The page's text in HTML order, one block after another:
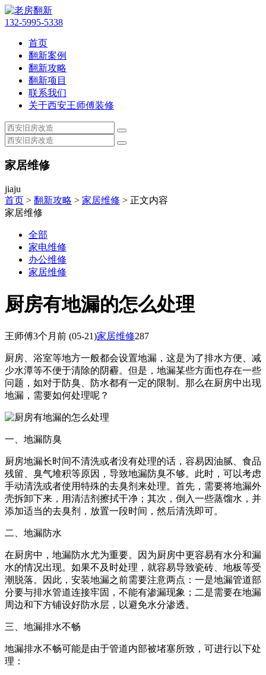
132-5995-5338
首页
翻新案例
翻新攻略
翻新项目
联系我们
关于西安王师傅装修
家居维修
jiaju
首页 > 翻新攻略 > 家居维修 > 正文内容
家居维修
全部
家电维修
办公维修
家居维修
厨房有地漏的怎么处理
王师傅3个月前 (05-21)家居维修287
厨房、浴室等地方一般都会设置地漏，这是为了排水方便、减
少水潭等不便于清除的阴霾。但是，地漏某些方面也存在一些
问题，如对于防臭、防水都有一定的限制。那么在厨房中出现
地漏，需要如何处理呢？
一、地漏防臭
厨房地漏长时间不清洗或者没有处理的话，容易因油腻、食品
残留、臭气堆积等原因，导致地漏防臭不够。此时，可以考虑
手动清洗或者使用特殊的去臭剂来处理。首先，需要将地漏外
壳拆卸下来，用清洁剂擦拭干净；其次，倒入一些蒸馏水，并
添加适当的去臭剂，放置一段时间，然后清洗即可。
二、地漏防水
在厨房中，地漏防水尤为重要。因为厨房中更容易有水分和漏
水的情况出现。如果不及时处理，就容易导致瓷砖、地板等受
潮脱落。因此，安装地漏之前需要注意两点：一是地漏管道部
分要与排水管道连接牢固，不能有渗漏现象；二是需要在地漏
周边和下方铺设好防水层，以避免水分渗透。
三、地漏排水不畅
地漏排水不畅可能是由于管道内部被堵塞所致，可进行以下处
理：